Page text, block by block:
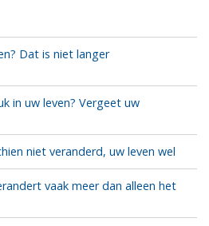
Dat is niet langer
in uw leven? Vergeet uw
niet veranderd, uw leven wel
vaak meer dan alleen het